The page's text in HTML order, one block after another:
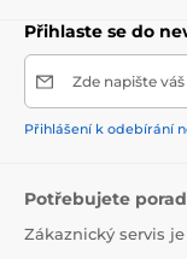
Přihlaste se do
Zde napište
Přihlášení k odebírání
Potřebujete
Zákaznický servis